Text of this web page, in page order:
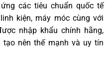
các tiêu chuẩn quốc tế
kiện, máy móc cùng với
nhập khẩu chính hãng,
nên thế mạnh và uy tín